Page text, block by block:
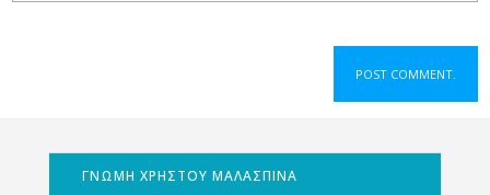
ΓΝΩΜΗ ΧΡΗΣΤΟΥ ΜΑΛΑΣΠΙΝΑ